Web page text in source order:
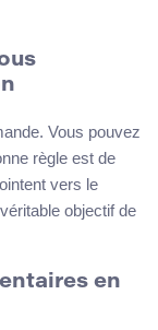
Vous pouvez
règle est de
vers le
objectif de
en